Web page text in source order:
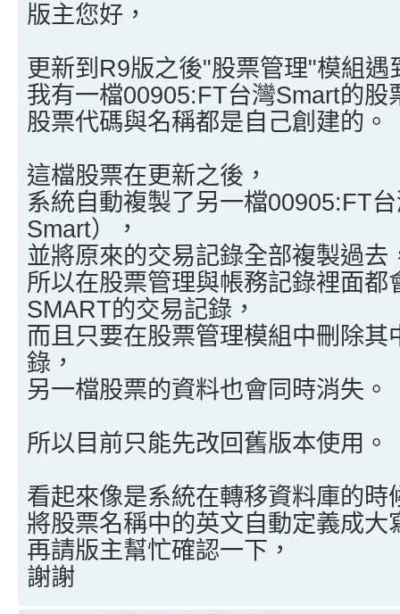
版主您好，
更新到R9版之後"股票管理"模組遇
我有一檔00905:FT台灣Smart的股
股票代碼與名稱都是自己創建的。
這檔股票在更新之後，
系統自動複製了另一檔00905:FT
Smart），
並將原來的交易記錄全部複製過去
所以在股票管理與帳務記錄裡面都
SMART的交易記錄，
而且只要在股票管理模組中刪除其
錄，
另一檔股票的資料也會同時消失。
所以目前只能先改回舊版本使用。
看起來像是系統在轉移資料庫的時
將股票名稱中的英文自動定義成大
再請版主幫忙確認一下，
謝謝